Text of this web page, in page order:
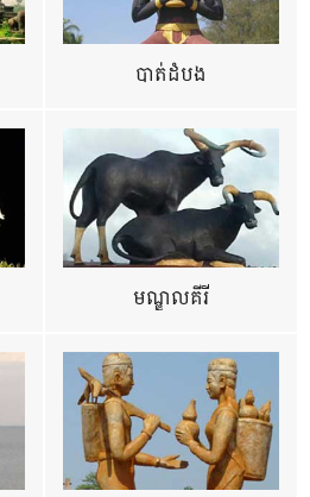
បាត់ដំបង
មណ្ឌលគីរី